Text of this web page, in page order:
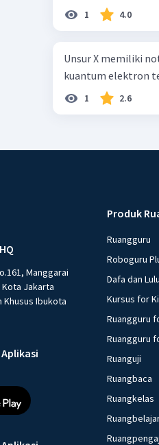
1 4.0
Unsur X memiliki
kuantum elektron
1 2.6
Manggarai
Jakarta
Khusus Ibukota
Aplikasi
Produk
Ruangguru
Roboguru
Dafa dan Lulu
Kursus for
Ruangguru
Ruangguru
Ruanguji
Ruangbaca
Ruangkelas